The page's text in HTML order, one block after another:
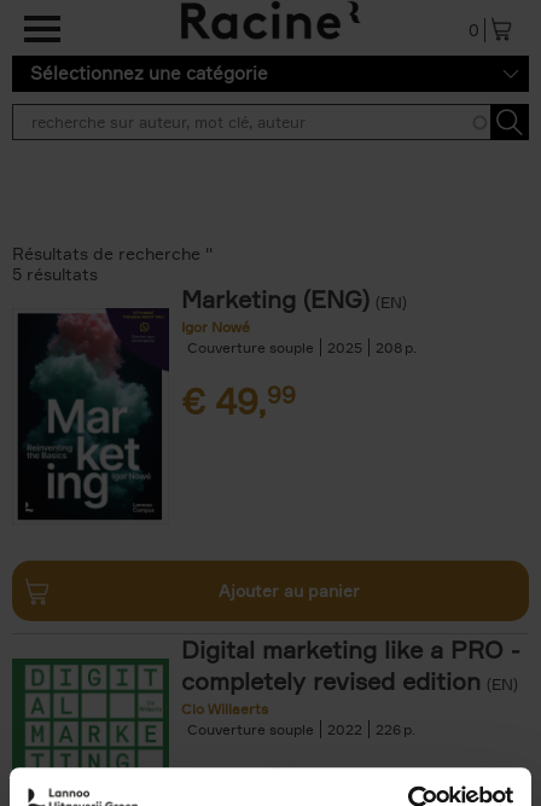
Aller au contenu principal
0
Sélectionnez une catégorie
Résultats de recherche ''
5 résultats
Marketing (ENG) (EN)
Igor Nowé
Couverture souple
2025 208
€ 49,99
Ajouter au panier
Digital marketing like a PRO -
completely revised edition (EN)
Clo Willaerts
Couverture souple
2022 226
€35,50